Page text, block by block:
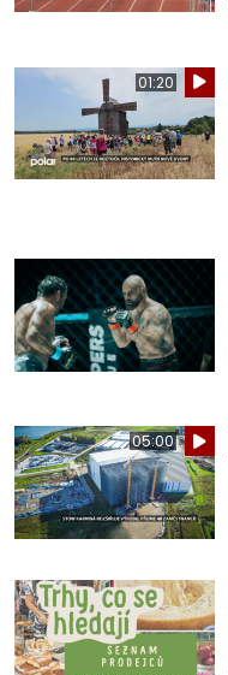
01:20
05:00